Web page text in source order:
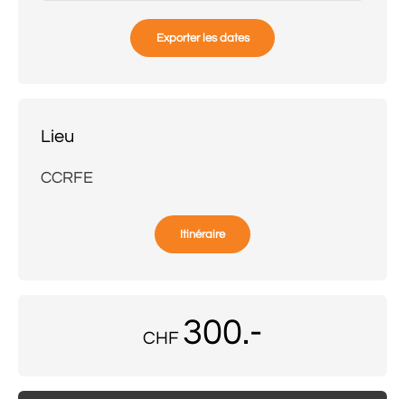
Exporter les dates
Lieu
CCRFE
Itinéraire
CHF 300.-